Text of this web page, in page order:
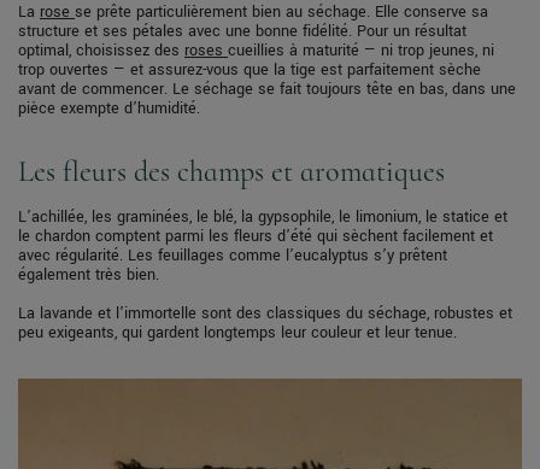
La rose se prête particulièrement bien au séchage. Elle conserve sa
structure et ses pétales avec une bonne fidélité. Pour un résultat
optimal, choisissez des roses cueillies à maturité — ni trop jeunes, ni
trop ouvertes — et assurez-vous que la tige est parfaitement sèche
avant de commencer. Le séchage se fait toujours tête en bas, dans une
pièce exempte d’humidité.
Les fleurs des champs et aromatiques
L’achillée, les graminées, le blé, la gypsophile, le limonium, le statice et
le chardon comptent parmi les fleurs d’été qui sèchent facilement et
avec régularité. Les feuillages comme l’eucalyptus s’y prêtent
également très bien.
La lavande et l’immortelle sont des classiques du séchage, robustes et
peu exigeants, qui gardent longtemps leur couleur et leur tenue.